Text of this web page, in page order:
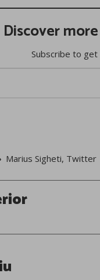
Discover
Subscribe to
Marius Sigheti, Twitter